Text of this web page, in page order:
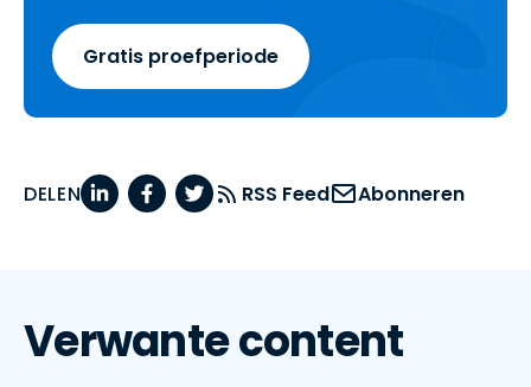
Gratis proefperiode
DELEN RSS Feed Abonneren
Verwante content